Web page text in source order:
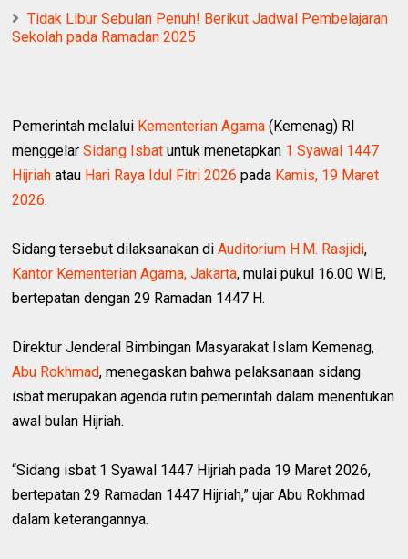
Tidak Libur Sebulan Penuh! Berikut Jadwal Pembelajaran
Sekolah pada Ramadan 2025
Pemerintah melalui Kementerian Agama (Kemenag) RI
menggelarSidang Isbat untuk menetapkan 1 Syawal 1447
Hijriah atau Hari Raya Idul Fitri 2026 pada Kamis, 19 Maret
2026.
Sidang tersebut dilaksanakan diAuditorium H.M. Rasjidi,
Kantor Kementerian Agama, Jakarta, mulai pukul 16.00 WIB,
bertepatan dengan 29 Ramadan 1447 H.
Direktur Jenderal Bimbingan Masyarakat Islam Kemenag,
Abu Rokhmad, menegaskan bahwa pelaksanaan sidang
isbat merupakan agenda rutin pemerintah dalam menentukan
awal bulan Hijriah.
“Sidang isbat 1 Syawal 1447 Hijriah pada 19 Maret 2026,
bertepatan 29 Ramadan 1447 Hijriah,” ujar Abu Rokhmad
dalam keterangannya.